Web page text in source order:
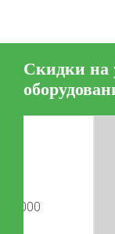
Цена на
Калькулятор
Полная
Замена датчика
Установка
Скидки на
50